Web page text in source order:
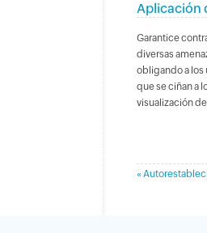
Aplicación
Garantice
diversas
obligando a los
que se ciñan a
visualización
«